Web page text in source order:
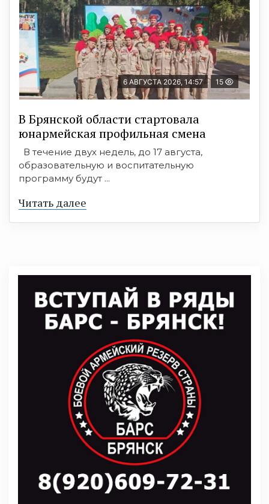
6 АВГУСТА 2026, 14:57 15
В Брянской области стартовала
юнармейская профильная смена
В течение двух недель, до 17 августа,
образовательную и воспитательную
программу будут ...
Читать далее